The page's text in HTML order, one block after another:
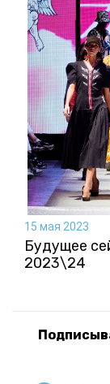
15 мая 2023
Будущее
2023\24